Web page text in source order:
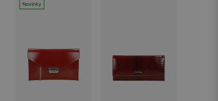
Novinky